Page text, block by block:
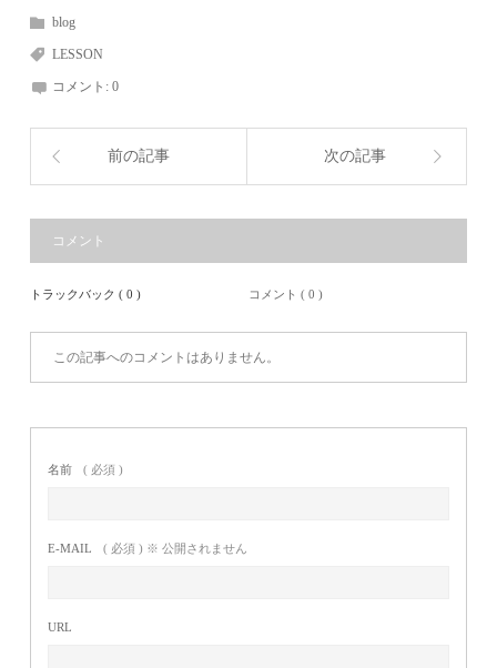
blog
LESSON
コメント:0
前の記事 次の記事
コメント
トラックバック ( 0 ) コメント ( 0 )
この記事へのコメントはありません。
名前 ( 必須 )
E-MAIL ( 必須 ) ※ 公開されません
URL